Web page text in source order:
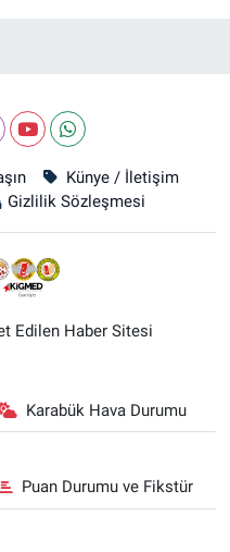
Künye / İletişim
Gizlilik Sözleşmesi
Edilen Haber Sitesi
Karabük Hava Durumu
Puan Durumu ve Fikstür